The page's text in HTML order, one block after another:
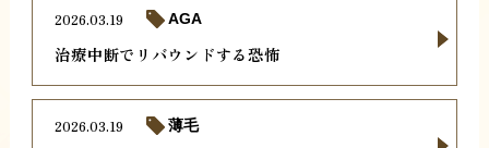
治療中断でリバウンドする恐怖
2026.03.19 AGA
2026.03.19 薄毛